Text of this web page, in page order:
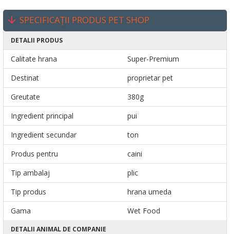
SPECIFICAȚII PRODUS PET SHOP
DETALII PRODUS
Calitate hrana
Super-Premium
Destinat
proprietar pet
Greutate
380g
Ingredient principal
pui
Ingredient secundar
ton
Produs pentru
caini
Tip ambalaj
plic
Tip produs
hrana umeda
Gama
Wet Food
DETALII ANIMAL DE COMPANIE